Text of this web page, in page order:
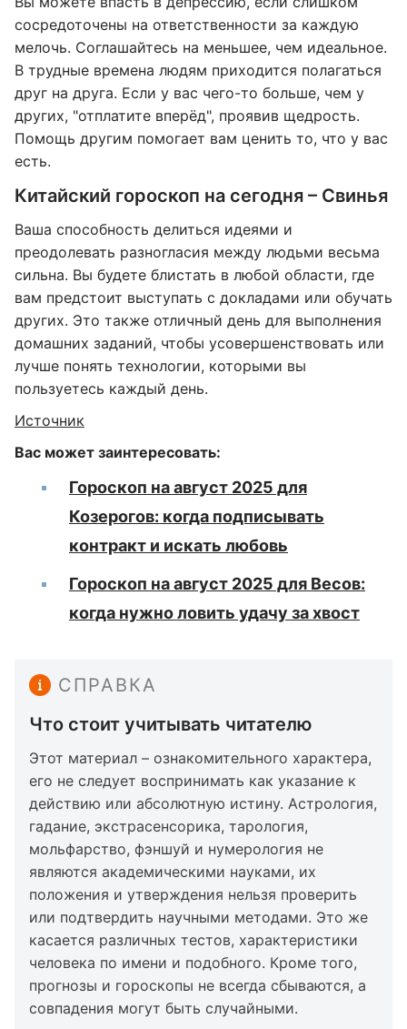
сосредоточены на ответственности за каждую
мелочь. Соглашайтесь на меньшее, чем идеальное.
В трудные времена людям приходится полагаться
друг на друга. Если у вас чего-то больше, чем у
других, "отплатите вперёд", проявив щедрость.
Помощь другим помогает вам ценить то, что у вас
есть.
Китайский гороскоп на сегодня – Свинья
Ваша способность делиться идеями и
преодолевать разногласия между людьми весьма
сильна. Вы будете блистать в любой области, где
вам предстоит выступать с докладами или обучать
других. Это также отличный день для выполнения
домашних заданий, чтобы усовершенствовать или
лучше понять технологии, которыми вы
пользуетесь каждый день.
Источник
Вас может заинтересовать:
Гороскоп на август 2025 для
Козерогов: когда подписывать
контракт и искать любовь
Гороскоп на август 2025 для Весов:
когда нужно ловить удачу за хвост
СПРАВКА
Что стоит учитывать читателю
Этот материал – ознакомительного характера,
его не следует воспринимать как указание к
действию или абсолютную истину. Астрология,
гадание, экстрасенсорика, тарология,
мольфарство, фэншуй и нумерология не
являются академическими науками, их
положения и утверждения нельзя проверить
или подтвердить научными методами. Это же
касается различных тестов, характеристики
человека по имени и подобного. Кроме того,
прогнозы и гороскопы не всегда сбываются, а
совпадения могут быть случайными.